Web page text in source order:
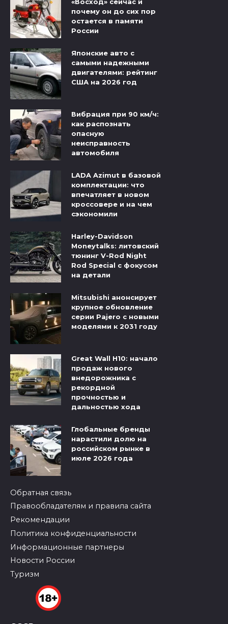
почему он до сих пор
остается в памяти
России
Японские авто с
самыми надежными
двигателями: рейтинг
США на 2026 год
Вибрация при 90 км/ч:
как распознать
опасную
неисправность
автомобиля
LADA Azimut в базовой
комплектации: что
впечатляет в новом
кроссовере и на чем
сэкономили
Harley-Davidson
Moneytalks: литовский
тюнинг V-Rod Night
Rod Special с фокусом
на детали
Mitsubishi анонсирует
крупное обновление
серии Pajero с новыми
моделями к 2031 году
Great Wall H10: начало
продаж нового
внедорожника с
рекордной
прочностью и
дальностью хода
Глобальные бренды
нарастили долю на
российском рынке в
июле 2026 года
Обратная связь
Правообладателям и правила сайта
Рекомендации
Политика конфиденциальности
Информационные партнеры
Новости России
Туризм